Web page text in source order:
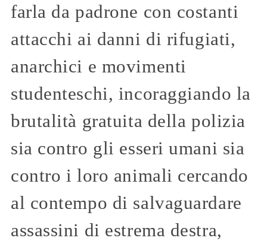
farla da padrone con costanti
attacchi ai danni di rifugiati,
anarchici e movimenti
studenteschi, incoraggiando la
brutalità gratuita della polizia
sia contro gli esseri umani sia
contro i loro animali cercando
al contempo di salvaguardare
assassini di estrema destra,